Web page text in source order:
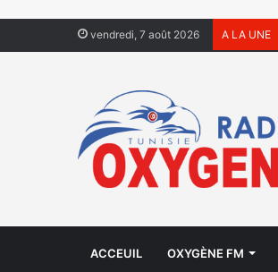
vendredi, 7 août 2026 A LA UNE
ACCEUIL OXYGÈNE FM